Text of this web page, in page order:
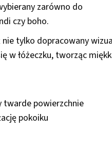
zarówno do
czy boho.
tylko dopracowany
w łóżeczku, tworząc
powierzchnie
pokoiku